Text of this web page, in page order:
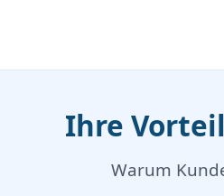
Ihre
Warum